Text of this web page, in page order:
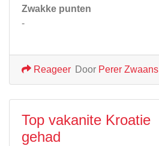
Zwakke punten
-
Door Perer Zwaans
Reageer
Top vakanite Kroatie
gehad